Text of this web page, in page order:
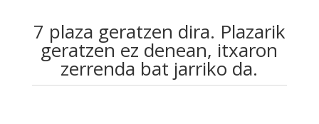
7 plaza geratzen dira. Plazarik
geratzen ez denean, itxaron
zerrenda bat jarriko da.